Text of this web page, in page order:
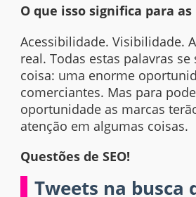
O que isso significa para as
Acessibilidade. Visibilidade.
real. Todas estas palavras
coisa: uma enorme
comerciantes. Mas para
oportunidade as marcas
atenção em algumas coisas.
Questões de SEO!
Tweets na busca